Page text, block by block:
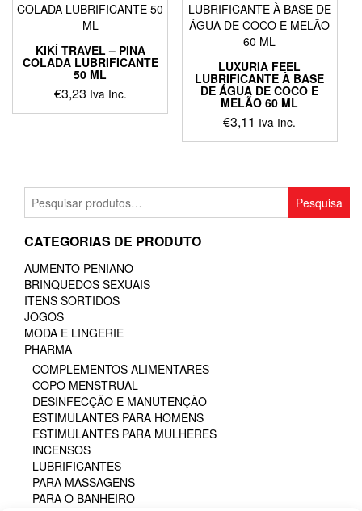
KIKÍ TRAVEL – PINA
COLADA LUBRIFICANTE
50 ML
€3,23 Iva Inc.
LUXURIA FEEL
LUBRIFICANTE À BASE
DE ÁGUA DE COCO E
MELÃO 60 ML
€3,11 Iva Inc.
por:
Pesquisa
CATEGORIAS DE PRODUTO
AUMENTO PENIANO
BRINQUEDOS SEXUAIS
ITENS SORTIDOS
JOGOS
MODA E LINGERIE
PHARMA
COMPLEMENTOS ALIMENTARES
COPO MENSTRUAL
DESINFECÇÃO E MANUTENÇÃO
ESTIMULANTES PARA HOMENS
ESTIMULANTES PARA MULHERES
INCENSOS
LUBRIFICANTES
PARA MASSAGENS
PARA O BANHEIRO